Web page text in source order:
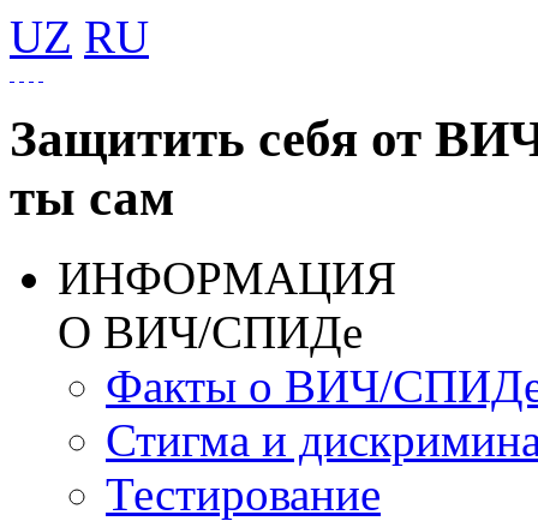
UZ RU
Защитить себя от
ты сам
ИНФОРМАЦИЯ
О ВИЧ/СПИДе
Факты о ВИЧ/
Стигма и
Тестирование